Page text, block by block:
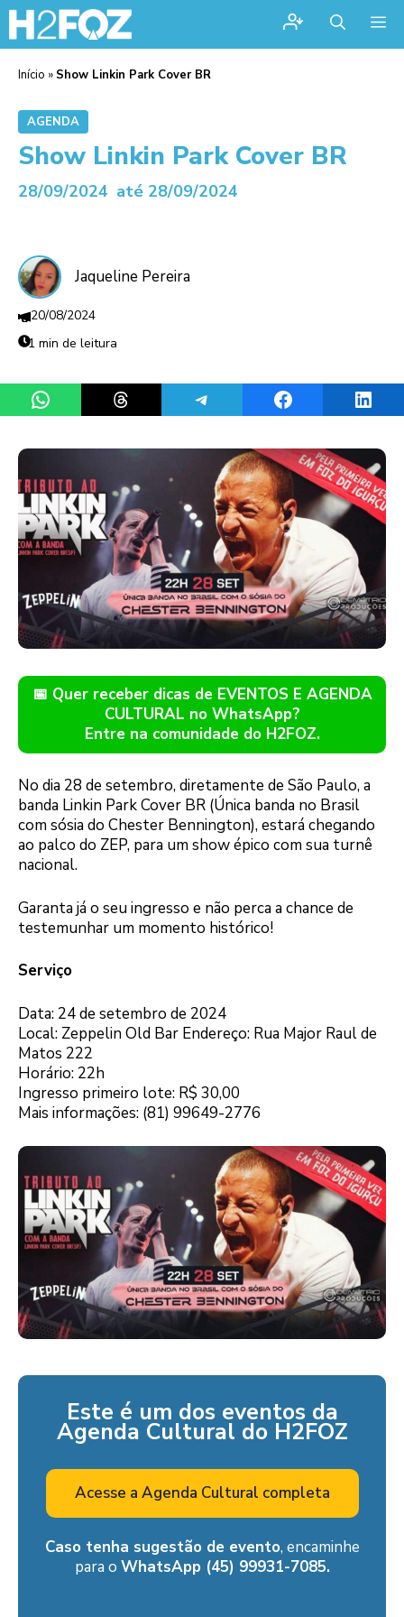
Início » Show Linkin Park Cover BR
AGENDA
Show Linkin Park Cover BR
28/09/2024 até 28/09/2024
Jaqueline Pereira
20/08/2024
1 min de leitura
Share on WhatsAppShare on ThreadsShare on TelegramShare on Facebook
📅 Quer receber dicas de EVENTOS E AGENDA
CULTURAL no WhatsApp?
Entre na comunidade do H2FOZ.
No dia 28 de setembro, diretamente de São Paulo, a
banda Linkin Park Cover BR (Única banda no Brasil
com sósia do Chester Bennington), estará chegando
ao palco do ZEP, para um show épico com sua turnê
nacional.
Garanta já o seu ingresso e não perca a chance de
testemunhar um momento histórico!
Serviço
Data: 24 de setembro de 2024
Local: Zeppelin Old Bar Endereço: Rua Major Raul de
Matos 222
Horário: 22h
Ingresso primeiro lote: R$ 30,00
Mais informações: (81) 99649-2776
Este é um dos eventos da
Agenda Cultural do H2FOZ
Acesse a Agenda Cultural completa
Caso tenha sugestão de evento, encaminhe
para o WhatsApp (45) 99931-7085.